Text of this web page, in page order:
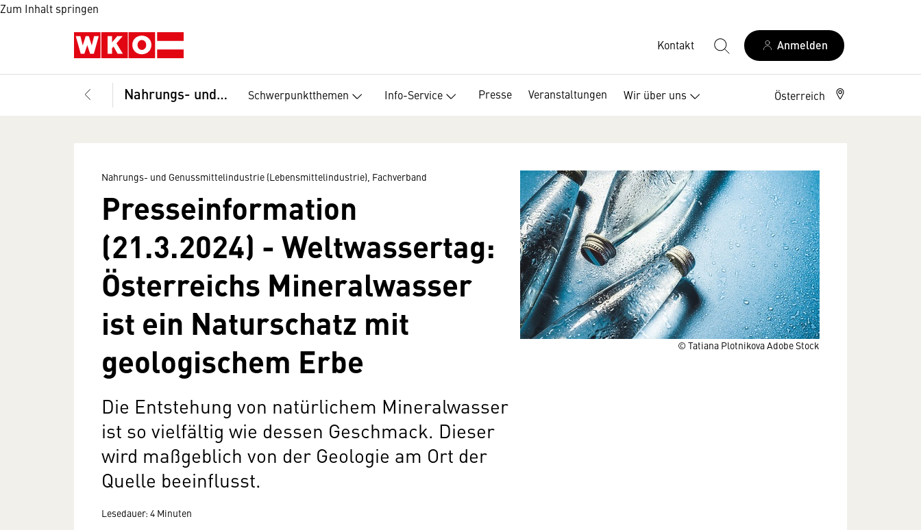
Zum Inhalt springen
Kontakt Anmelden
Nahrungs- und Genussmittelindustrie (Lebensmittelindustrie), Fachverband Schwerpunktthemen Info-Service Presse Veranstaltungen Wir über uns Österreich
© Tatiana Plotnikova Adobe Stock
Nahrungs- und Genussmittelindustrie (Lebensmittelindustrie), Fachverband
Presseinformation
(21.3.2024) - Weltwassertag:
Österreichs Mineralwasser
ist ein Naturschatz mit
geologischem Erbe
Die Entstehung von natürlichem Mineralwasser
ist so vielfältig wie dessen Geschmack. Dieser
wird maßgeblich von der Geologie am Ort der
Quelle beeinflusst.
Lesedauer: 4 Minuten